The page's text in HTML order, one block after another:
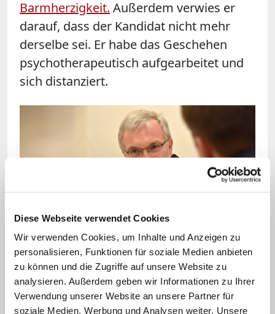
Diese Webseite verwendet Cookies
Wir verwenden Cookies, um Inhalte und Anzeigen zu
personalisieren, Funktionen für soziale Medien anbieten
zu können und die Zugriffe auf unsere Website zu
analysieren. Außerdem geben wir Informationen zu Ihrer
Verwendung unserer Website an unsere Partner für
soziale Medien, Werbung und Analysen weiter. Unsere
Barmherzigkeit. Außerdem verwies er
darauf, dass der Kandidat nicht mehr
derselbe sei. Er habe das Geschehen
psychotherapeutisch aufgearbeitet und
sich distanziert.
Der Eichstätter Bischof Gregor Maria Hanke hat die
Diakonenweihe im Vorfeld mehrfach verteidigt.
Zentralratspräsident Schuster nannte es